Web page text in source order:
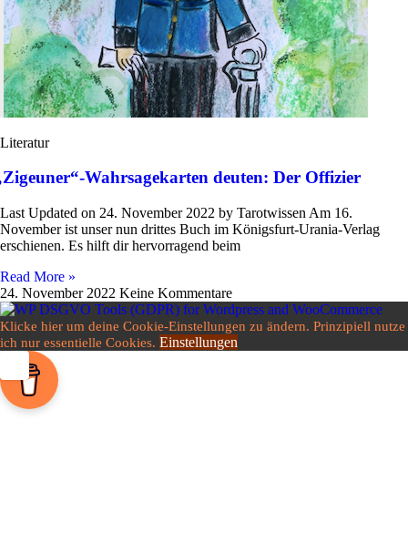
Literatur
Zigeuner“-Wahrsagekarten deuten: Der Offizier
Last Updated on 24. November 2022 by Tarot­wissen Am 16.
November ist unser nun drittes Buch im Königs­­furt-Urania-Verlag
erschienen. Es hilft dir her­vor­ra­gend beim
Read More »
24. November 2022 Keine Kommentare
Klicke hier um deine Cookie-Einstellungen zu ändern. Prinzipiell nutze
ich nur essentielle Cookies. Einstellungen